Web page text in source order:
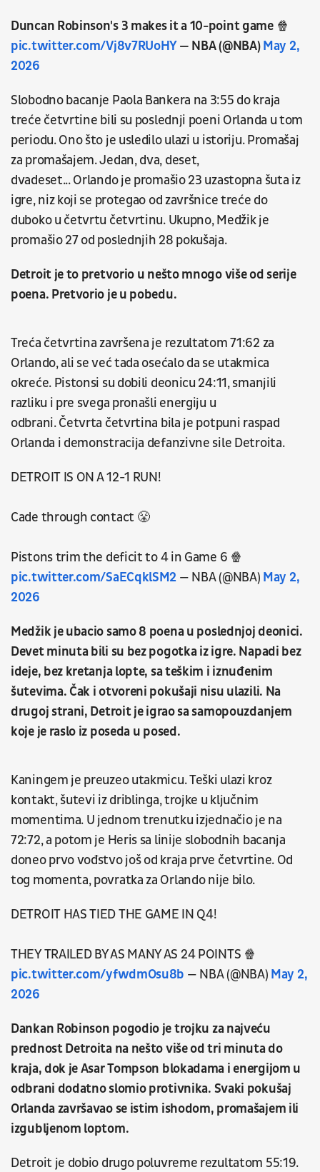
Duncan Robinson's 3 makes it a 10-point game 🍿
pic.twitter.com/Vj8v7RUoHY— NBA (@NBA)May 2,
2026
Slobodno bacanje Paola Bankera na 3:55 do kraja
treće četvrtine bili su poslednji poeni Orlanda u tom
periodu. Ono što je usledilo ulazi u istoriju. Promašaj
za promašajem. Jedan, dva, deset,
dvadeset... Orlando je promašio 23 uzastopna šuta iz
igre, niz koji se protegao od završnice treće do
duboko u četvrtu četvrtinu. Ukupno, Medžik je
promašio 27 od poslednjih 28 pokušaja.
Detroit je to pretvorio u nešto mnogo više od serije
poena. Pretvorio je u pobedu.
Treća četvrtina završena je rezultatom 71:62 za
Orlando, ali se već tada osećalo da se utakmica
okreće. Pistonsi su dobili deonicu 24:11, smanjili
razliku i pre svega pronašli energiju u
odbrani. Četvrta četvrtina bila je potpuni raspad
Orlanda i demonstracija defanzivne sile Detroita.
DETROIT IS ON A 12-1 RUN!
Cade through contact 😤
Pistons trim the deficit to 4 in Game 6 🍿
pic.twitter.com/SaECqklSM2 — NBA (@NBA) May 2,
2026
Medžik je ubacio samo 8 poena u poslednjoj deonici.
Devet minuta bili su bez pogotka iz igre. Napadi bez
ideje, bez kretanja lopte, sa teškim i iznuđenim
šutevima. Čak i otvoreni pokušaji nisu ulazili. Na
drugoj strani, Detroit je igrao sa samopouzdanjem
koje je raslo iz poseda u posed.
Kaningem je preuzeo utakmicu. Teški ulazi kroz
kontakt, šutevi iz driblinga, trojke u ključnim
momentima. U jednom trenutku izjednačio je na
72:72, a potom je Heris sa linije slobodnih bacanja
doneo prvo vođstvo još od kraja prve četvrtine. Od
tog momenta, povratka za Orlando nije bilo.
DETROIT HAS TIED THE GAME IN Q4!
THEY TRAILED BY AS MANY AS 24 POINTS 🍿
pic.twitter.com/yfwdmOsu8b — NBA (@NBA) May 2,
2026
Dankan Robinson pogodio je trojku za najveću
prednost Detroita na nešto više od tri minuta do
kraja, dok je Asar Tompson blokadama i energijom u
odbrani dodatno slomio protivnika. Svaki pokušaj
Orlanda završavao se istim ishodom, promašajem ili
izgubljenom loptom.
Detroit je dobio drugo poluvreme rezultatom 55:19.